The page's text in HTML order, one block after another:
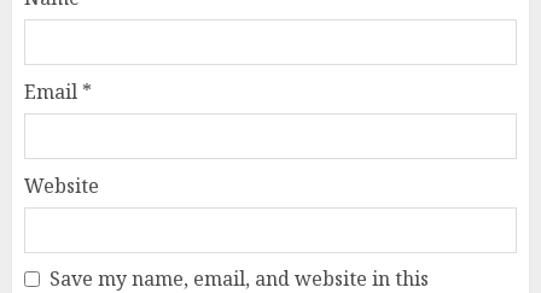
Email *
Website
Save my name, email, and website in this